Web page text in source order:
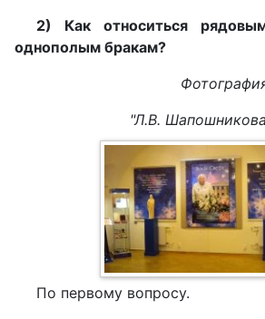
2) Как относиться
однополым бракам?
"Л.В.
По первому вопросу.